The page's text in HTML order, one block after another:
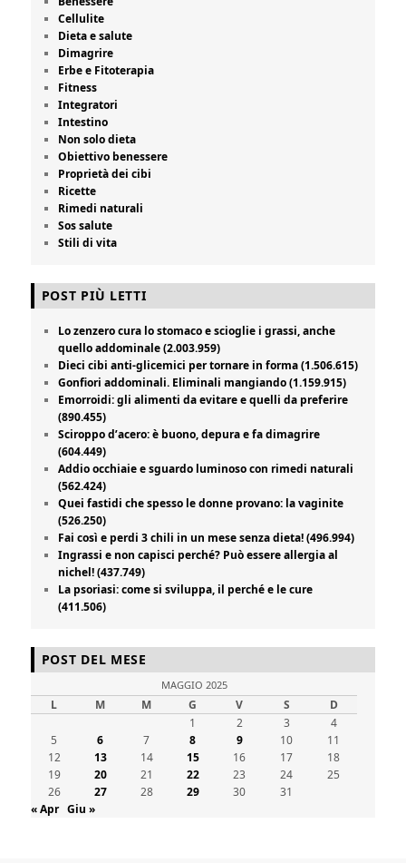
Cellulite
Dieta e salute
Dimagrire
Erbe e Fitoterapia
Fitness
Integratori
Intestino
Non solo dieta
Obiettivo benessere
Proprietà dei cibi
Ricette
Rimedi naturali
Sos salute
Stili di vita
POST PIÙ LETTI
Lo zenzero cura lo stomaco e scioglie i grassi, anche
quello addominale (2.003.959)
Dieci cibi anti-glicemici per tornare in forma (1.506.615)
Gonfiori addominali. Eliminali mangiando (1.159.915)
Emorroidi: gli alimenti da evitare e quelli da preferire
(890.455)
Sciroppo d’acero: è buono, depura e fa dimagrire
(604.449)
Addio occhiaie e sguardo luminoso con rimedi naturali
(562.424)
Quei fastidi che spesso le donne provano: la vaginite
(526.250)
Fai così e perdi 3 chili in un mese senza dieta! (496.994)
Ingrassi e non capisci perché? Può essere allergia al
nichel! (437.749)
La psoriasi: come si sviluppa, il perché e le cure
(411.506)
POST DEL MESE
MAGGIO 2025
L M M G V S
D
1
2 3
4
5
6 7 8 9 10
11
12
13 14 15 16 17
18
19
20 21 22 23 24
25
26
27 28 29 30
31
« Apr Giu »